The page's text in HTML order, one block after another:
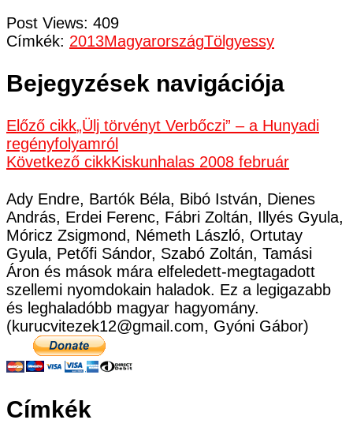
Post Views: 409
Címkék: 2013MagyarországTölgyessy
Bejegyzések navigációja
Előző cikk„Ülj törvényt Verbőczi” – a Hunyadi
regényfolyamról
Következő cikkKiskunhalas 2008 február
Ady Endre, Bartók Béla, Bibó István, Dienes
András, Erdei Ferenc, Fábri Zoltán, Illyés Gyula,
Móricz Zsigmond, Németh László, Ortutay
Gyula, Petőfi Sándor, Szabó Zoltán, Tamási
Áron és mások mára elfeledett-megtagadott
szellemi nyomdokain haladok. Ez a legigazabb
és leghaladóbb magyar hagyomány.
(kurucvitezek12@gmail.com, Gyóni Gábor)
Címkék